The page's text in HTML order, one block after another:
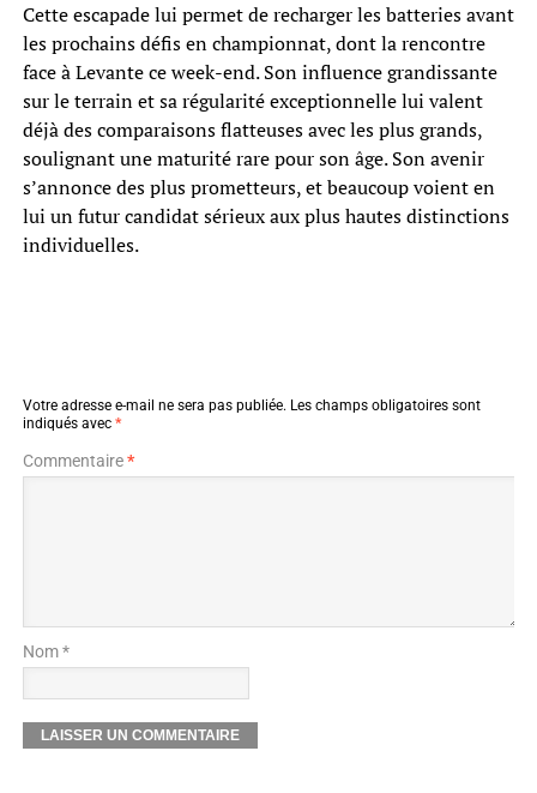
Cette escapade lui permet de recharger les batteries avant
les prochains défis en championnat, dont la rencontre
face à Levante ce week-end. Son influence grandissante
sur le terrain et sa régularité exceptionnelle lui valent
déjà des comparaisons flatteuses avec les plus grands,
soulignant une maturité rare pour son âge. Son avenir
s’annonce des plus prometteurs, et beaucoup voient en
lui un futur candidat sérieux aux plus hautes distinctions
individuelles.
Votre adresse e-mail ne sera pas publiée. Les champs obligatoires sont
indiqués avec *
Commentaire*
Nom *